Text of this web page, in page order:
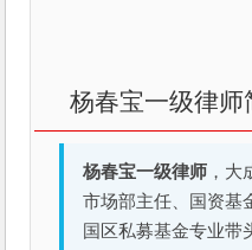
杨春宝一级律师
杨春宝一级律师 ，大
市场部主任、国资基
国区私募基金专业带